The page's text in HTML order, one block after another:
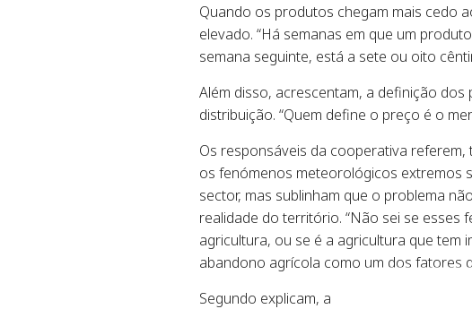
Quando os produtos chegam mais cedo
elevado. “Há semanas em que um
semana seguinte, está a sete ou oito
Além disso, acrescentam, a definição
distribuição. “Quem define o preço é o
Os responsáveis da cooperativa
os fenómenos meteorológicos extremos
sector, mas sublinham que o problema
realidade do território. “Não sei se esses
agricultura, ou se é a agricultura que tem
abandono agrícola como um dos fatores
Segundo explicam, a diminuição da